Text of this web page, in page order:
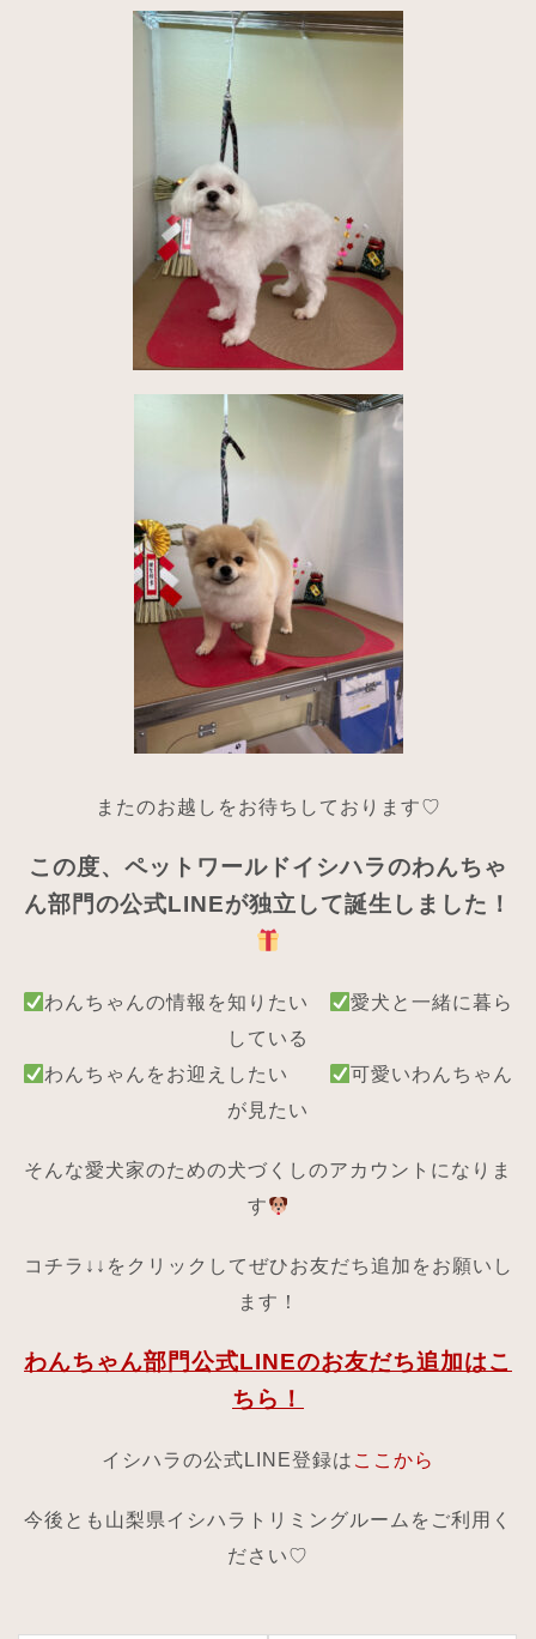
ま たのお越しをお待ちしております♡
この度、ペットワールドイシハラのわんちゃ
ん部門の公式LINEが独立して誕生しました！
わんちゃんの情報を知りたい
愛犬と一緒に暮ら
している
わんちゃんをお迎えしたい
可愛いわんちゃん
が見たい
そんな愛犬家のための犬づくしのアカウントになりま
す
コチラ↓↓をクリックしてぜひお友だち追加をお願いし
ます！
わんちゃん部門公式LINEのお友だち追加はこ
ちら！
イシハラの公式LINE登録は ここから
今後とも山梨県イシハラトリミングルームをご利用く
ださい♡